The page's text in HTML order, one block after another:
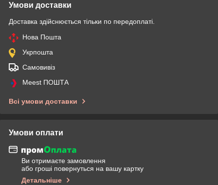
Умови доставки
Доставка здійснюється тільки по передоплаті.
Нова Пошта
Укрпошта
Самовивіз
Meest ПОШТА
Всі умови доставки
Умови оплати
Ви отримаєте замовлення
або гроші повернуться на вашу картку
Детальніше